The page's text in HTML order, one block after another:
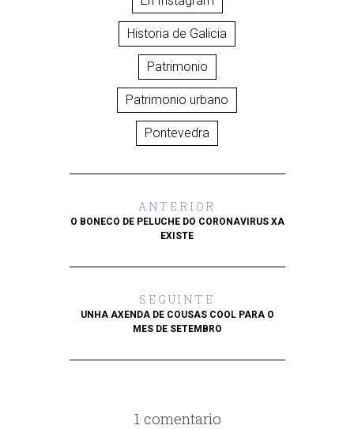
Historia de Galicia
Patrimonio
Patrimonio urbano
Pontevedra
ANTERIOR
O BONECO DE PELUCHE DO CORONAVIRUS XA
EXISTE
SEGUINTE
UNHA AXENDA DE COUSAS COOL PARA O
MES DE SETEMBRO
1 comentario